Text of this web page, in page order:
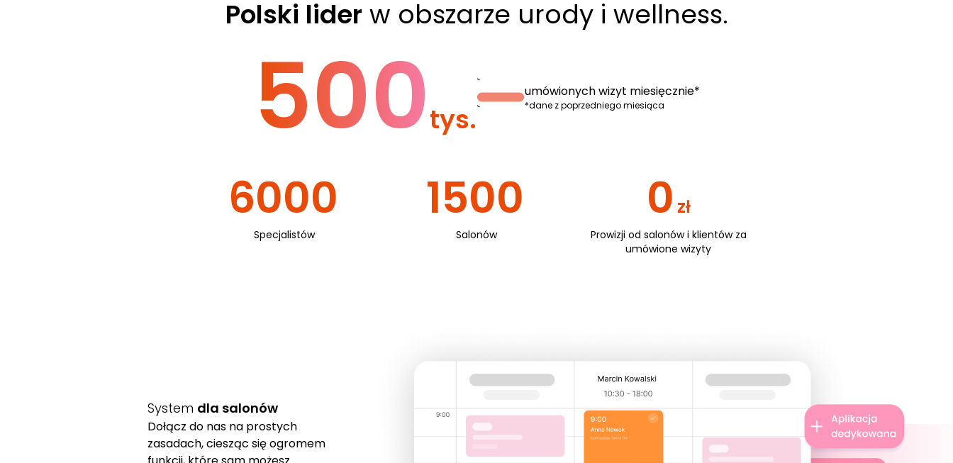
Polski lider w obszarze urody i wellness.
500tys.
`
`
umówionych wizyt miesięcznie*
*dane z poprzedniego miesiąca
6000
Specjalistów
1500
Salonów
0 zł
Prowizji od salonów i klientów za
umówione wizyty
System dla salonów
Dołącz do nas na prostych
zasadach, ciesząc się ogromem